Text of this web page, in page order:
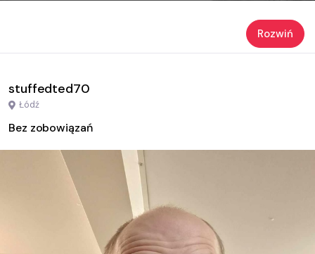
Rozwiń
stuffedted70
Łódź
Bez zobowiązań